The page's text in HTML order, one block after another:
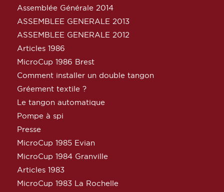
Assemblée Générale 2014
ASSEMBLEE GENERALE 2013
ASSEMBLEE GENERALE 2012
Articles 1986
MicroCup 1986 Brest
Comment installer un double tangon
Gréement textile ?
Le tangon automatique
Pompe à spi
Presse
MicroCup 1985 Evian
MicroCup 1984 Granville
Articles 1983
MicroCup 1983 La Rochelle